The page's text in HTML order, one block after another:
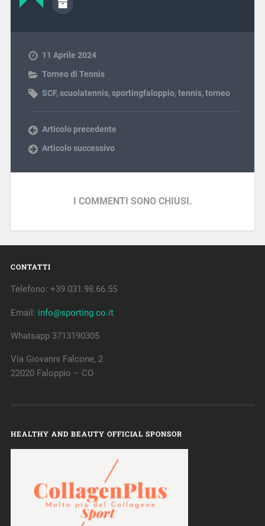
11 Aprile 2024
Torneo di Tennis
SCF,scuolatennis,sportingfaloppio,tennis,torneo
Articolo precedente
Articolo successivo
I COMMENTI SONO CHIUSI.
CONTATTI
Telefono: +39 031.98.66.55
Email: info@sporting.co.it
Whatsapp 3713190305
Via Giovanni Falcone, 2
22020 Faloppio – CO
HEALTHY AND BEAUTY OFFICIAL SPONSOR